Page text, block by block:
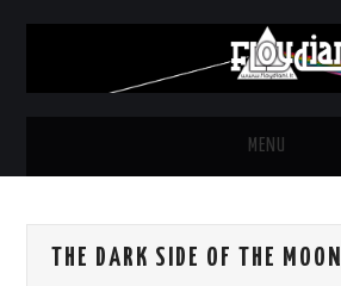
MENU
NEWS
THE DARK SIDE OF THE MOON